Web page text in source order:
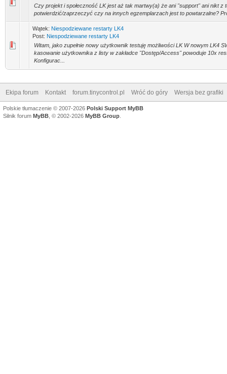
Czy projekt i społeczność LK jest aż tak martwy(a) że ani "support" ani nikt z
potwierdzić/zaprzeczyć czy na innych egzemplarzach jest to powtarzalne?
Wątek: Niespodziewane restarty LK4
Post: Niespodziewane restarty LK4
Witam, jako zupełnie nowy użytkownik testuję możliwości LK W nowym LK4
kasowanie użytkownika z listy w zakładce "Dostęp/Access" powoduje 10x
Konfigurac...
Ekipa forum Kontakt forum.tinycontrol.pl Wróć do góry Wersja bez grafiki
Polskie tłumaczenie © 2007-2026 Polski Support MyBB
Silnik forum MyBB , © 2002-2026 MyBB Group